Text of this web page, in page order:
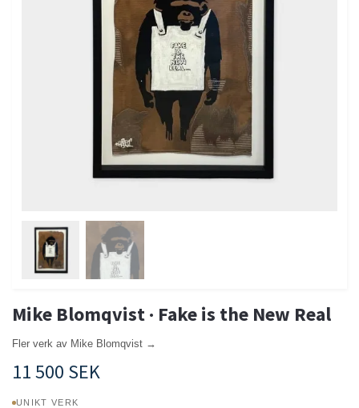
Mike Blomqvist · Fake is the New Real
Fler verk av Mike Blomqvist →
11 500 SEK
UNIKT VERK